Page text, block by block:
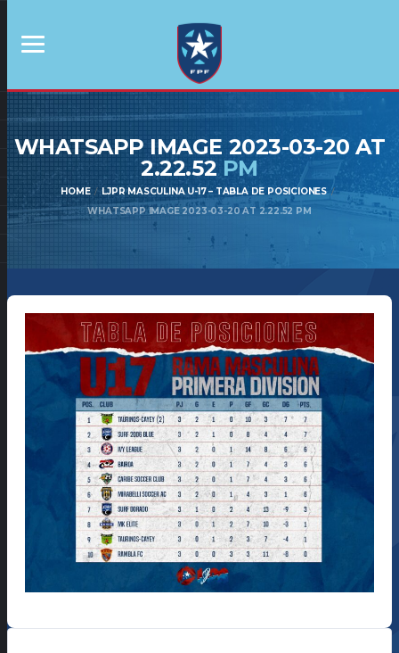
WHATSAPP IMAGE 2023-03-20 AT
2.22.52 PM
HOME
LJPR MASCULINA U-17 – TABLA DE POSICIONES
WHATSAPP IMAGE 2023-03-20 AT 2.22.52 PM